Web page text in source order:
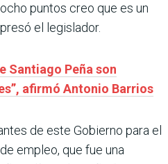
puntos creo que es un
el legislador.
Santiago Peña son
afirmó Antonio Barrios
de este Gobierno para el
empleo, que fue una